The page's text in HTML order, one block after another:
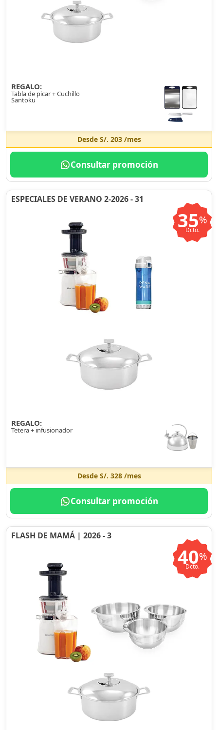
REGALO:
Tabla de picar + Cuchillo
Santoku
Desde S/. 203/mes
Consultar promoción
ESPECIALES DE VERANO 2-2026 - 31
35%
Dcto.
REGALO:
Tetera + infusionador
Desde S/. 328/mes
Consultar promoción
FLASH DE MAMÁ | 2026 - 3
40%
Dcto.